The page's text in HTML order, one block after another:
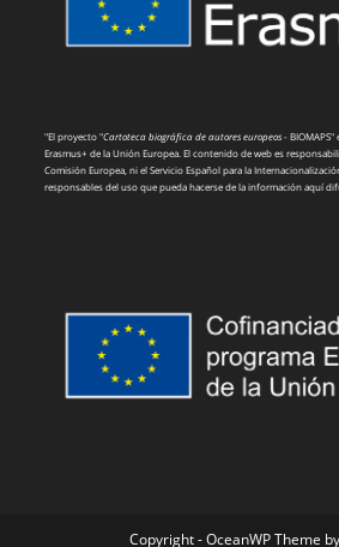
"El proyecto "Cartoteca biográfica de autores europeos-
Erasmus+ de la Unión Europea. El contenido de web es
Comisión Europea, ni el Servicio Español para la
responsables del uso que pueda hacerse de la información aquí
Copyright - OceanWP Theme